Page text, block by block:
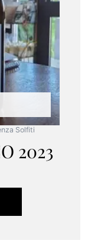
Solfiti
2023